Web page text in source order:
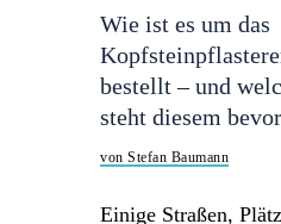
KONTAKT
PRESSE
Wie ist es um das
bestellt – und
steht diesem
von Stefan Baumann
Einige Straßen,